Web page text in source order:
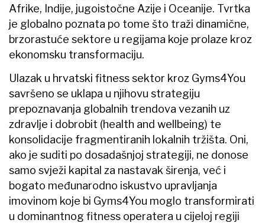
Afrike, Indije, jugoistočne Azije i Oceanije. Tvrtka
je globalno poznata po tome što traži dinamične,
brzorastuće sektore u regijama koje prolaze kroz
ekonomsku transformaciju.
Ulazak u hrvatski fitness sektor kroz Gyms4You
savršeno se uklapa u njihovu strategiju
prepoznavanja globalnih trendova vezanih uz
zdravlje i dobrobit (health and wellbeing) te
konsolidacije fragmentiranih lokalnih tržišta. Oni,
ako je suditi po dosadašnjoj strategiji, ne donose
samo svježi kapital za nastavak širenja, već i
bogato međunarodno iskustvo upravljanja
imovinom koje bi Gyms4You moglo transformirati
u dominantnog fitness operatera u cijeloj regiji